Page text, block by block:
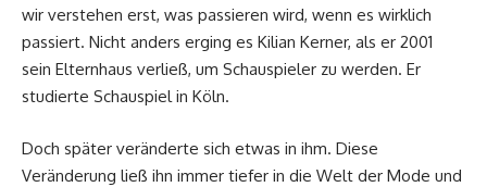
wir verstehen erst, was passieren wird, wenn es wirklich
passiert. Nicht anders erging es Kilian Kerner, als er 2001
sein Elternhaus verließ, um Schauspieler zu werden. Er
studierte Schauspiel in Köln.
Doch später veränderte sich etwas in ihm. Diese
Veränderung ließ ihn immer tiefer in die Welt der Mode und